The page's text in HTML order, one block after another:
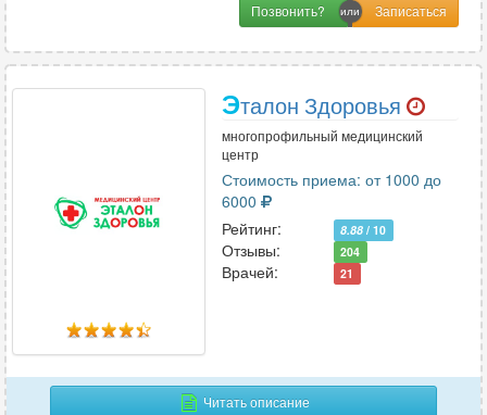
Позвонить?
Эталон Здоровья
многопрофильный медицинский
центр
Стоимость приема: от 1000 до
6000
Рейтинг:
8.88 / 10
Отзывы: 204
Врачей: 21
Читать описание